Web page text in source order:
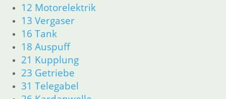
12 Motorelektrik
13 Vergaser
16 Tank
18 Auspuff
21 Kupplung
23 Getriebe
31 Telegabel
18 Auspuff
21 Kupplung
23 Getriebe
26 Kardanwelle
31 Telegabel
32 Lenkung
33 Antrieb
34 Bremsen